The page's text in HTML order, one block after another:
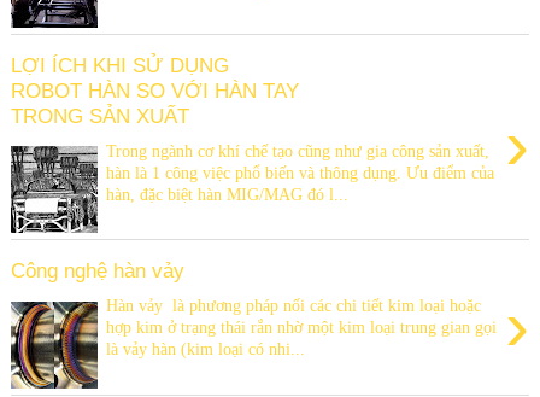
LỢI ÍCH KHI SỬ DỤNG
ROBOT HÀN SO VỚI HÀN TAY
TRONG SẢN XUẤT
›
Trong ngành cơ khí chế tạo cũng như gia công sản xuất,
hàn là 1 công việc phổ biến và thông dụng. Ưu điểm của
hàn, đặc biệt hàn MIG/MAG đó l...
Công nghệ hàn vảy
›
Hàn vảy là phương pháp nối các chi tiết kim loại hoặc
hợp kim ở trạng thái rắn nhờ một kim loại trung gian gọi
là vảy hàn (kim loại có nhi...